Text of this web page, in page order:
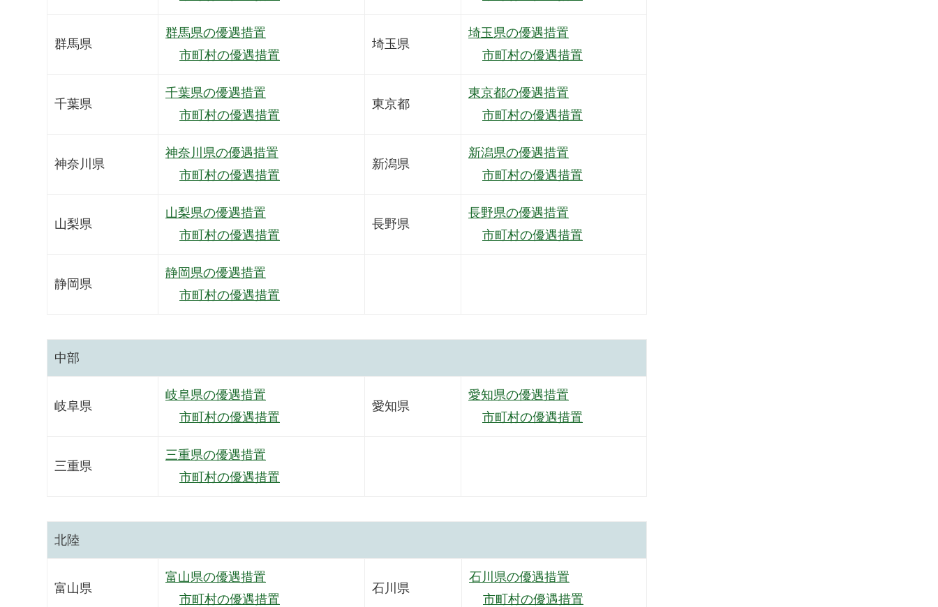
群馬県
群馬県の優遇措置
市町村の優遇措置
埼玉県
埼玉県の優遇措置
市町村の優遇措置
千葉県
千葉県の優遇措置
市町村の優遇措置
東京都
東京都の優遇措置
市町村の優遇措置
神奈川県
神奈川県の優遇措置
市町村の優遇措置
新潟県
新潟県の優遇措置
市町村の優遇措置
山梨県
山梨県の優遇措置
市町村の優遇措置
長野県
長野県の優遇措置
市町村の優遇措置
静岡県
静岡県の優遇措置
市町村の優遇措置
中部
岐阜県
岐阜県の優遇措置
市町村の優遇措置
愛知県
愛知県の優遇措置
市町村の優遇措置
三重県
三重県の優遇措置
市町村の優遇措置
北陸
富山県
富山県の優遇措置
市町村の優遇措置
石川県
石川県の優遇措置
市町村の優遇措置